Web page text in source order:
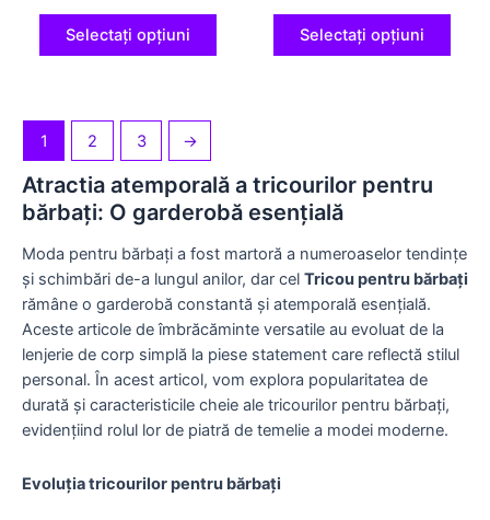
Selectați opțiuni Selectați opțiuni
1 2 3 →
Atractia atemporală a tricourilor pentru
bărbați: O garderobă esențială
Moda pentru bărbați a fost martoră a numeroaselor tendințe
și schimbări de-a lungul anilor, dar cel Tricou pentru bărbați
rămâne o garderobă constantă și atemporală esențială.
Aceste articole de îmbrăcăminte versatile au evoluat de la
lenjerie de corp simplă la piese statement care reflectă stilul
personal. În acest articol, vom explora popularitatea de
durată și caracteristicile cheie ale tricourilor pentru bărbați,
evidențiind rolul lor de piatră de temelie a modei moderne.
Evoluția tricourilor pentru bărbați